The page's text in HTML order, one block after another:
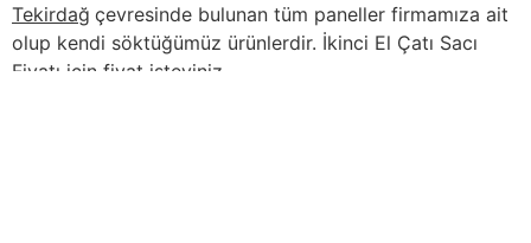
Tekirdağ çevresinde bulunan tüm paneller firmamıza ait
olup kendi söktüğümüz ürünlerdir. İkinci El Çatı Sacı
Fiyatı için fiyat isteyiniz.